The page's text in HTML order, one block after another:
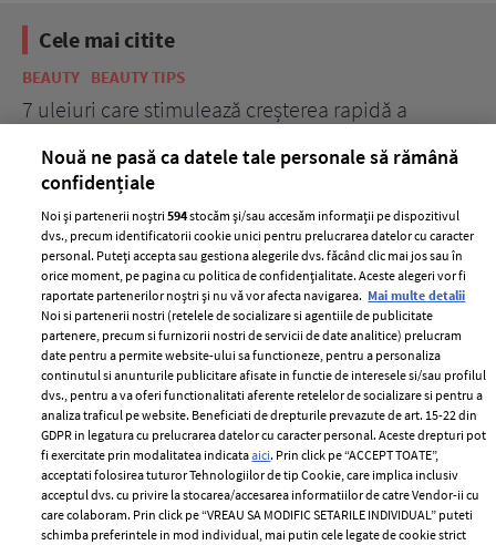
Cele mai citite
BEAUTY BEAUTY TIPS
7 uleiuri care stimulează creșterea rapidă a
ELLE Style Awards
2024
Despre ELLE
Romania
Contact
Abonamente
Termeni si conditii
Politica de
confidențialitate
Politica de cookies
Publicitate
Nouă ne pasă ca datele tale personale să rămână
confidențiale
Noi și partenerii noștri594stocăm și/sau accesăm informații pe dispozitivul
dvs., precum identificatorii cookie unici pentru prelucrarea datelor cu caracter
personal. Puteți accepta sau gestiona alegerile dvs. făcând clic mai jos sau în
orice moment, pe pagina cu politica de confidențialitate. Aceste alegeri vor fi
raportate partenerilor noștri și nu vă vor afecta navigarea. Mai multe detalii
Noi si partenerii nostri (retelele de socializare si agentiile de publicitate
partenere, precum si furnizorii nostri de servicii de date analitice) prelucram
date pentru a permite website-ului sa functioneze, pentru a personaliza
continutul si anunturile publicitare afisate in functie de interesele si/sau profilul
dvs., pentru a va oferi functionalitati aferente retelelor de socializare si pentru a
analiza traficul pe website. Beneficiati de drepturile prevazute de art. 15-22 din
GDPR in legatura cu prelucrarea datelor cu caracter personal. Aceste drepturi pot
fi exercitate prin modalitatea indicataaici. Prin click pe “ACCEPT TOATE”,
acceptati folosirea tuturor Tehnologiilor de tip Cookie, care implica inclusiv
acceptul dvs. cu privire la stocarea/accesarea informatiilor de catre Vendor-ii cu
care colaboram. Prin click pe “VREAU SA MODIFIC SETARILE INDIVIDUAL” puteti
schimba preferintele in mod individual, mai putin cele legate de cookie strict